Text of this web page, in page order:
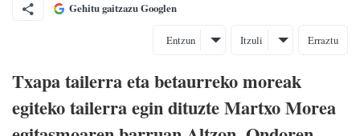
Gehitu gaitzazu Googlen
Entzun Itzuli Erraztu
Txapa tailerra eta betaurreko moreak
egiteko tailerra egin dituzte Martxo Morea